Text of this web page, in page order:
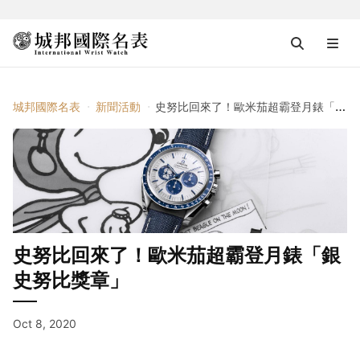
城邦國際名表 新聞活動 史努比回來了！歐米茄超霸登月錶「銀史努比獎章」
史努比回來了！歐米茄超霸登月錶「銀
史努比獎章」
Oct 8, 2020